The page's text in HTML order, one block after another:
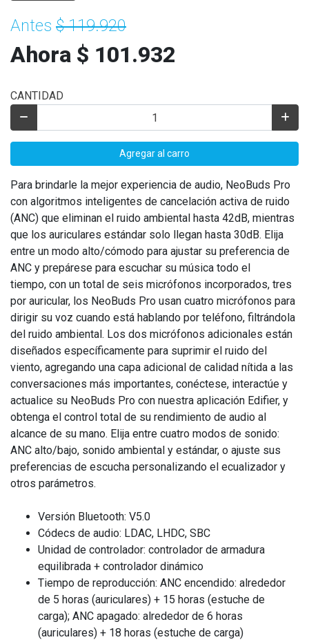
Antes $ 119.920
Ahora $ 101.932
CANTIDAD
Agregar al carro
Para brindarle la mejor experiencia de audio, NeoBuds Pro
con algoritmos inteligentes de cancelación activa de ruido
(ANC) que eliminan el ruido ambiental hasta 42dB, mientras
que los auriculares estándar solo llegan hasta 30dB. Elija
entre un modo alto/cómodo para ajustar su preferencia de
ANC y prepárese para escuchar su música todo el
tiempo, con un total de seis micrófonos incorporados, tres
por auricular, los NeoBuds Pro usan cuatro micrófonos para
dirigir su voz cuando está hablando por teléfono, filtrándola
del ruido ambiental. Los dos micrófonos adicionales están
diseñados específicamente para suprimir el ruido del
viento, agregando una capa adicional de calidad nítida a las
conversaciones más importantes, conéctese, interactúe y
actualice su NeoBuds Pro con nuestra aplicación Edifier, y
obtenga el control total de su rendimiento de audio al
alcance de su mano. Elija entre cuatro modos de sonido:
ANC alto/bajo, sonido ambiental y estándar, o ajuste sus
preferencias de escucha personalizando el ecualizador y
otros parámetros.
Versión Bluetooth: V5.0
Códecs de audio: LDAC, LHDC, SBC
Unidad de controlador: controlador de armadura
equilibrada + controlador dinámico
Tiempo de reproducción: ANC encendido: alrededor
de 5 horas (auriculares) + 15 horas (estuche de
carga); ANC apagado: alrededor de 6 horas
(auriculares) + 18 horas (estuche de carga)